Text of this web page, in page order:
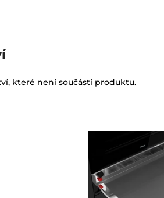
které není součástí produktu.